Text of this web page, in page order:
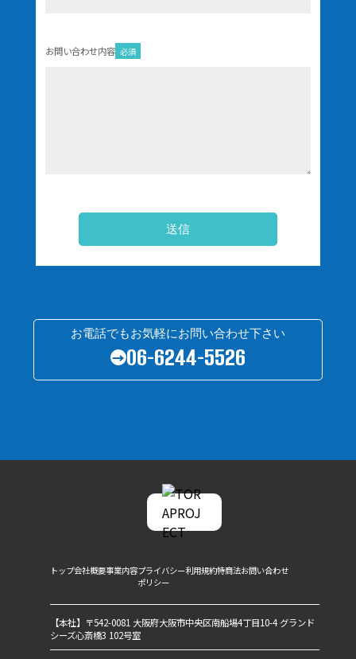
必須
お問い合わせ内容
お電話でもお気軽にお問い合わせ下さい
→06-6244-5526
トップ会社概要事業内容プライバシー
ポリシー
利用規約特商法お問い合わせ
【本社】〒542-0081 大阪府大阪市中央区南船場4丁目10-4 グランド
シーズ心斎橋3 102号室